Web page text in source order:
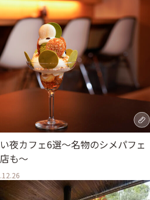
夜カフェ6選～名物のシメパフェ
も～